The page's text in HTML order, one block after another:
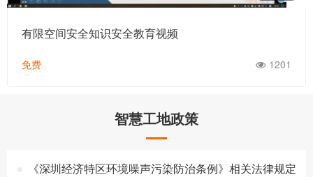
有限空间安全知识安全教育视频
免费 1201
智慧工地政策
《深圳经济特区环境噪声污染防治条例》相关法律规定